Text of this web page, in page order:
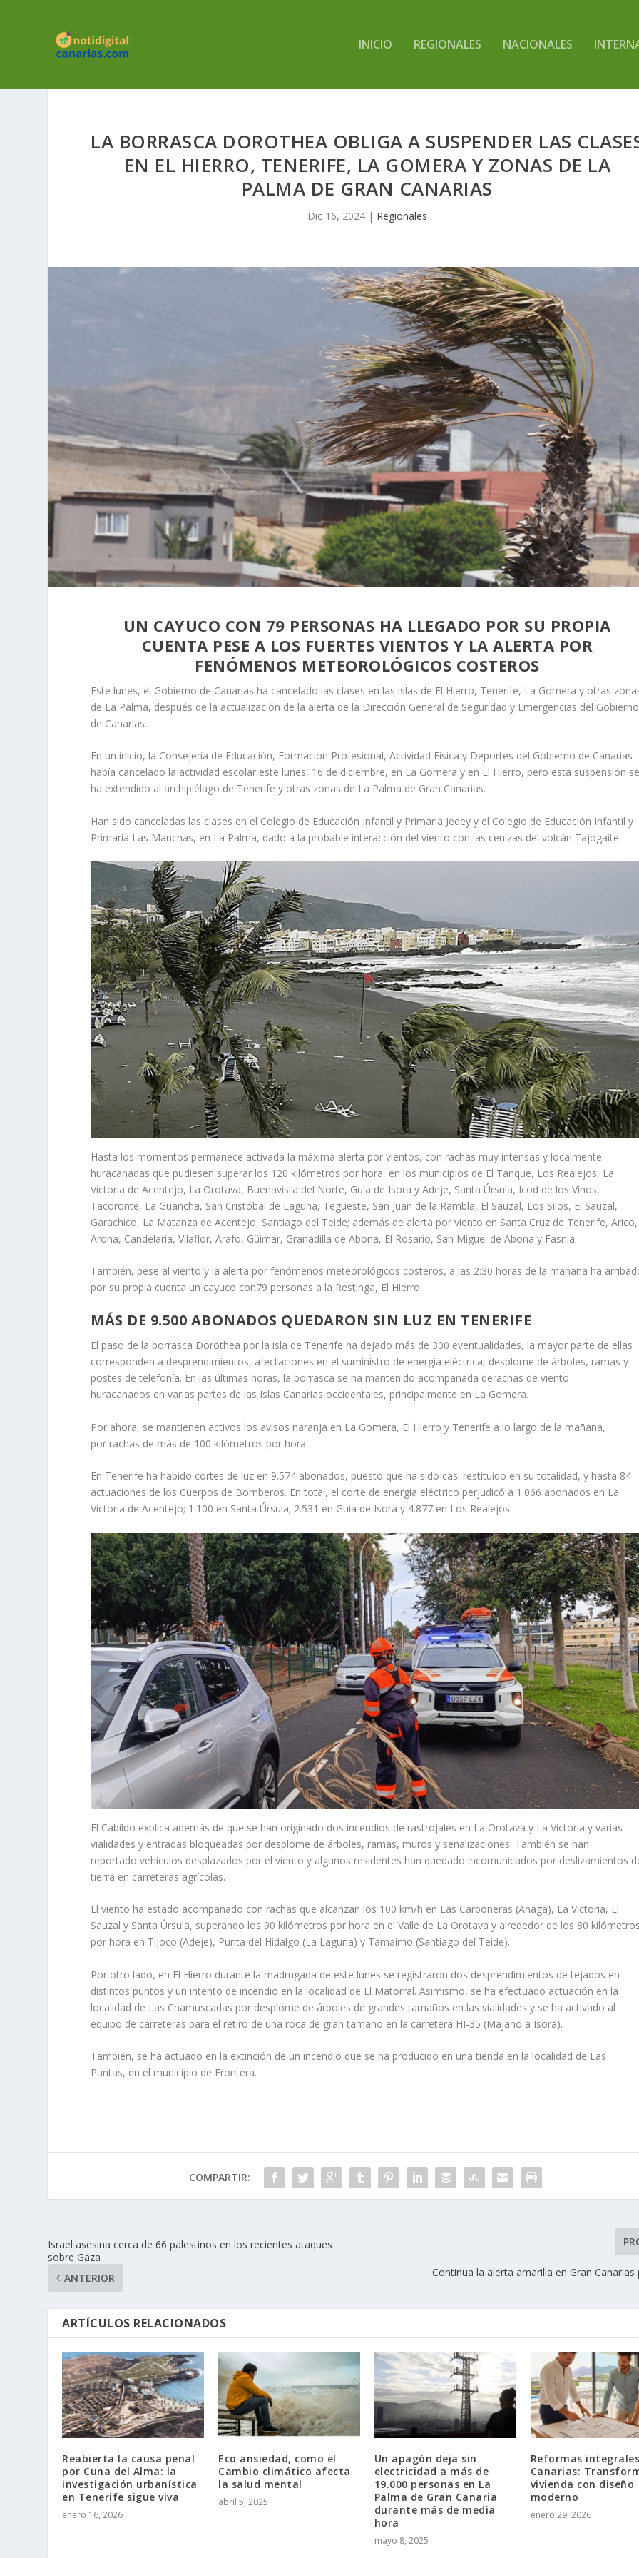
INICIO REGIONALES NACIONALES
LA BORRASCA DOROTHEA OBLIGA A SUSPENDER LAS
EN EL HIERRO, TENERIFE, LA GOMERA Y ZONAS DE LA
PALMA DE GRAN CANARIAS
Dic 16, 2024| Regionales
UN CAYUCO CON 79 PERSONAS HA LLEGADO POR SU PROPIA
CUENTA PESE A LOS FUERTES VIENTOS Y LA ALERTA POR
FENÓMENOS METEOROLÓGICOS COSTEROS
Este lunes, el Gobierno de Canarias ha cancelado las clases en las islas de El Hierro, Tenerife, La Gomera y otras
de La Palma, después de la actualización de la alerta de la Dirección General de Seguridad y Emergencias del Gobierno
de Canarias.
En un inicio, la Consejería de Educación, Formación Profesional, Actividad Física y Deportes del Gobierno de Canarias
había cancelado la actividad escolar este lunes, 16 de diciembre, en La Gomera y en El Hierro, pero esta suspensión
ha extendido al archipiélago de Tenerife y otras zonas de La Palma de Gran Canarias.
Han sido canceladas las clases en el Colegio de Educación Infantil y Primaria Jedey y el Colegio de Educación Infantil y
Primaria Las Manchas, en La Palma, dado a la probable interacción del viento con las cenizas del volcán Tajogaite.
Hasta los momentos permanece activada la máxima alerta por vientos, con rachas muy intensas y localmente
huracanadas que pudiesen superar los 120 kilómetros por hora, en los municipios de El Tanque, Los Realejos, La
Victoria de Acentejo, La Orotava, Buenavista del Norte, Guía de Isora y Adeje, Santa Úrsula, Icod de los Vinos,
Tacoronte, La Guancha, San Cristóbal de Laguna, Tegueste, San Juan de la Rambla, El Sauzal, Los Silos, El Sauzal,
Garachico, La Matanza de Acentejo, Santiago del Teide; además de alerta por viento en Santa Cruz de Tenerife, Arico,
Arona, Candelaria, Vilaflor, Arafo, Güímar, Granadilla de Abona, El Rosario, San Miguel de Abona y Fasnia.
También, pese al viento y la alerta por fenómenos meteorológicos costeros, a las 2:30 horas de la mañana ha
por su propia cuenta un cayuco con79 personas a la Restinga, El Hierro.
MÁS DE 9.500 ABONADOS QUEDARON SIN LUZ EN TENERIFE
El paso de la borrasca Dorothea por la isla de Tenerife ha dejado más de 300 eventualidades, la mayor parte de ellas
corresponden a desprendimientos, afectaciones en el suministro de energía eléctrica, desplome de árboles, ramas y
postes de telefonía. En las últimas horas, la borrasca se ha mantenido acompañada derachas de viento
huracanados en varias partes de las Islas Canarias occidentales, principalmente en La Gomera.
Por ahora, se mantienen activos los avisos naranja en La Gomera, El Hierro y Tenerife a lo largo de la mañana,
por rachas de más de 100 kilómetros por hora.
En Tenerife ha habido cortes de luz en 9.574 abonados, puesto que ha sido casi restituido en su totalidad, y hasta 84
actuaciones de los Cuerpos de Bomberos. En total, el corte de energía eléctrico perjudicó a 1.066 abonados en La
Victoria de Acentejo; 1.100 en Santa Úrsula; 2.531 en Guía de Isora y 4.877 en Los Realejos.
El Cabildo explica además de que se han originado dos incendios de rastrojales en La Orotava y La Victoria y varias
vialidades y entradas bloqueadas por desplome de árboles, ramas, muros y señalizaciones. También se han
reportado vehículos desplazados por el viento y algunos residentes han quedado incomunicados por deslizamientos
tierra en carreteras agrícolas.
El viento ha estado acompañado con rachas que alcanzan los 100 km/h en Las Carboneras (Anaga), La Victoria, El
Sauzal y Santa Úrsula, superando los 90 kilómetros por hora en el Valle de La Orotava y alrededor de los 80
por hora en Tijoco (Adeje), Punta del Hidalgo (La Laguna) y Tamaimo (Santiago del Teide).
Por otro lado, en El Hierro durante la madrugada de este lunes se registraron dos desprendimientos de tejados en
distintos puntos y un intento de incendio en la localidad de El Matorral. Asimismo, se ha efectuado actuación en la
localidad de Las Chamuscadas por desplome de árboles de grandes tamaños en las vialidades y se ha activado al
equipo de carreteras para el retiro de una roca de gran tamaño en la carretera HI-35 (Majano a Isora).
También, se ha actuado en la extinción de un incendio que se ha producido en una tienda en la localidad de Las
Puntas, en el municipio de Frontera.
COMPARTIR:
Israel asesina cerca de 66 palestinos en los recientes ataques
sobre Gaza
ANTERIOR
Continua la alerta amarilla en Gran
ARTÍCULOS RELACIONADOS
Reabierta la causa penal
por Cuna del Alma: la
investigación urbanística
en Tenerife sigue viva
enero 16, 2026
Eco ansiedad, como el
Cambio climático afecta
la salud mental
abril 5, 2025
Un apagón deja sin
electricidad a más de
19.000 personas en La
Palma de Gran Canaria
durante más de media
hora
mayo 8, 2025
Reformas
Canarias:
vivienda con diseño
moderno
enero 29, 2026